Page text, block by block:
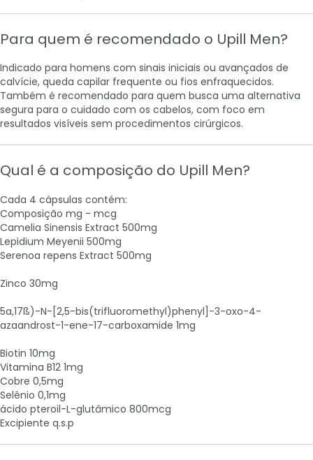
Para quem é recomendado o Upill Men?
Indicado para homens com sinais iniciais ou avançados de
calvície, queda capilar frequente ou fios enfraquecidos.
Também é recomendado para quem busca uma alternativa
segura para o cuidado com os cabelos, com foco em
resultados visíveis sem procedimentos cirúrgicos.
Qual é a composição do Upill Men?
Cada 4 cápsulas contém:
Composição mg - mcg
Camelia Sinensis Extract 500mg
Lepidium Meyenii 500mg
Serenoa repens Extract 500mg
Zinco 30mg
5a,17ß)-N-[2,5-bis(trifluoromethyl)phenyl]-3-oxo-4-
azaandrost-1-ene-17-carboxamide 1mg
Biotin 10mg
Vitamina B12 1mg
Cobre 0,5mg
Selênio 0,1mg
ácido pteroil-L-glutâmico 800mcg
Excipiente q.s.p